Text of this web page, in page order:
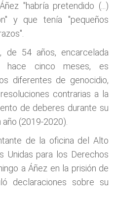
"habría pretendido (...)
y que tenía "pequeños
de 54 años, encarcelada
hace cinco meses, es
diferentes de genocidio,
contrarias a la
de deberes durante su
(2019-2020).
de la oficina del Alto
Unidas para los Derechos
a Áñez en la prisión de
declaraciones sobre su